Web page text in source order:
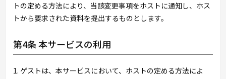
トの定める方法により、当該変更事項をホストに通知し、ホス
トから要求された資料を提出するものとします。
第4条 本サービスの利用
1. ゲストは、本サービスにおいて、ホストの定める方法によ